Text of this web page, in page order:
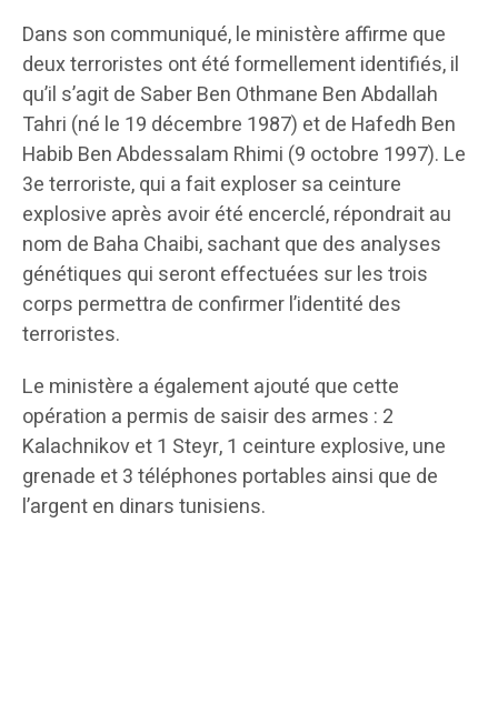
Dans son communiqué, le ministère affirme que
deux terroristes ont été formellement identifiés, il
qu’il s’agit de Saber Ben Othmane Ben Abdallah
Tahri (né le 19 décembre 1987) et de Hafedh Ben
Habib Ben Abdessalam Rhimi (9 octobre 1997). Le
3e terroriste, qui a fait exploser sa ceinture
explosive après avoir été encerclé, répondrait au
nom de Baha Chaibi, sachant que des analyses
génétiques qui seront effectuées sur les trois
corps permettra de confirmer l’identité des
terroristes.
Le ministère a également ajouté que cette
opération a permis de saisir des armes : 2
Kalachnikov et 1 Steyr, 1 ceinture explosive, une
grenade et 3 téléphones portables ainsi que de
l’argent en dinars tunisiens.